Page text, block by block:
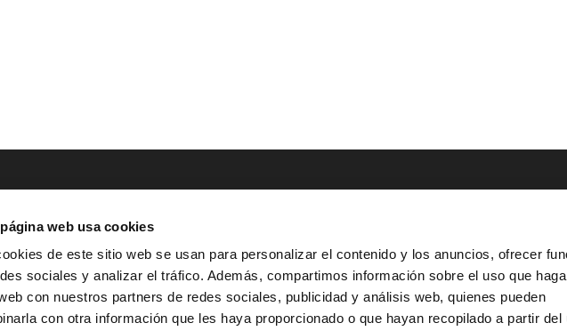
web usa cookies
de este sitio web se usan para personalizar el contenido y los anuncios, ofrecer
sociales y analizar el tráfico. Además, compartimos información sobre el uso que
con nuestros partners de redes sociales, publicidad y análisis web, quienes pueden
con otra información que les haya proporcionado o que hayan recopilado a partir del
1ºB,
CONTACTO
 Tel.: (+34) 900 800 806

HOLA@GRUPO-
^ Aviso Legal
^ Política de Privacidad